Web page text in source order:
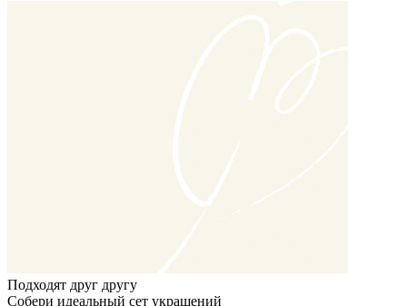
Подходят друг другу
Собери идеальный сет украшений